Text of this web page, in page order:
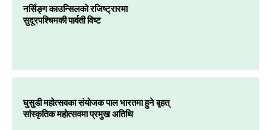
नर्सिङ्ग काउन्सिलको रजिष्ट्रारमा
सुदूरपश्चिमकी पार्वती विष्ट
घुसुडी महोत्सवका संयोजक पाल भारतमा हुने बृहत्
सांस्कृतिक महोत्सवमा प्रमुख अतिथि